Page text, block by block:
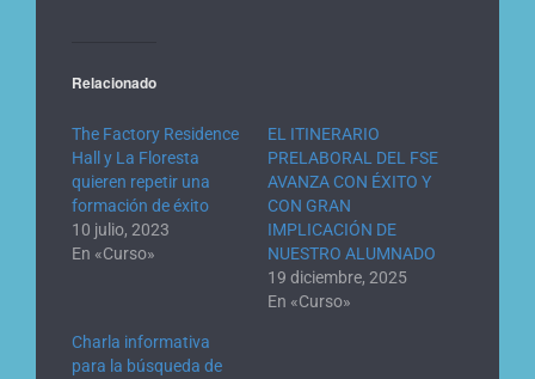
Relacionado
The Factory Residence
Hall y La Floresta
quieren repetir una
formación de éxito
10 julio, 2023
En «Curso»
EL ITINERARIO
PRELABORAL DEL FSE
AVANZA CON ÉXITO Y
CON GRAN
IMPLICACIÓN DE
NUESTRO ALUMNADO
19 diciembre, 2025
En «Curso»
Charla informativa
para la búsqueda de